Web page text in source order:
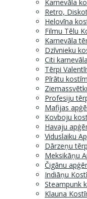
Karnevāla
Retro,
Helovīna
Filmu Tēlu
Karnevāla
Dzīvnieku
Citi
Tērpi
Pīrātu
Profesiju
Mafijas
Kovboju
Havaju
Viduslaiku
Dārzeņu
Meksikāņu
Čigānu
Indiāņu
Steampunk
Klauna